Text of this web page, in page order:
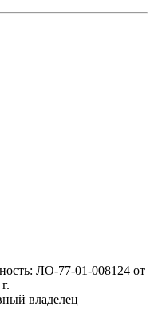
ЛО-77-01-008124 от
владелец